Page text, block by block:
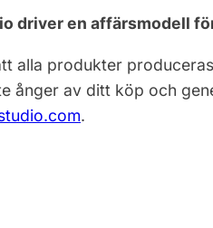
driver en affärsmodell
alla produkter
ånger av ditt köp och
.